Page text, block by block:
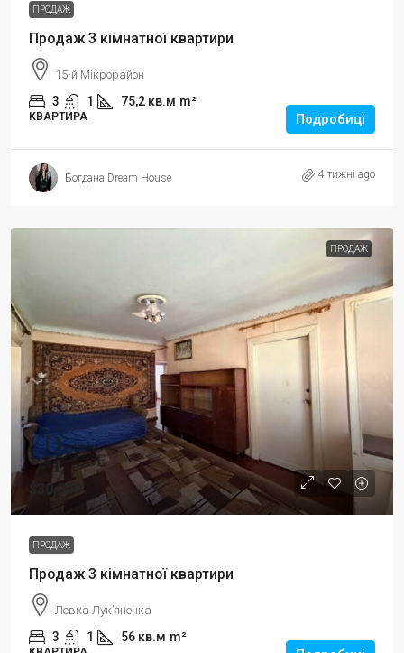
ПРОДАЖ
Продаж 3 кімнатної квартири
15-й Мікрорайон
3 1 75,2 кв.м m²
КВАРТИРА Подробиці
Богдана Dream House 4 тижні ago
ПРОДАЖ
$30,000
ПРОДАЖ
Продаж 3 кімнатної квартири
Левка Лукʼяненка
3 1 56 кв.м m²